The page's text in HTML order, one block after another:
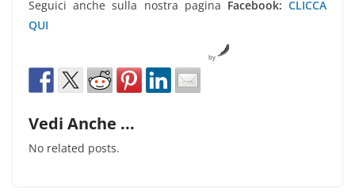
Seguici anche sulla nostra pagina Facebook:CLICCA
QUI
by
Vedi Anche ...
No related posts.